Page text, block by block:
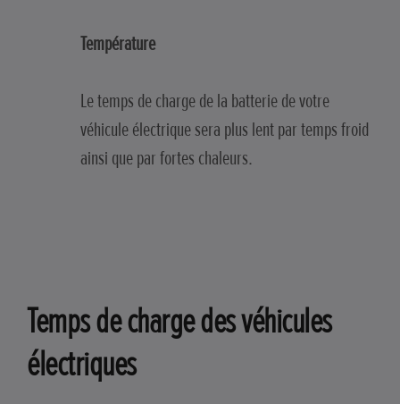
Température
Le temps de charge de la batterie de votre
véhicule électrique sera plus lent par temps froid
ainsi que par fortes chaleurs.
Temps de charge des véhicules
électriques